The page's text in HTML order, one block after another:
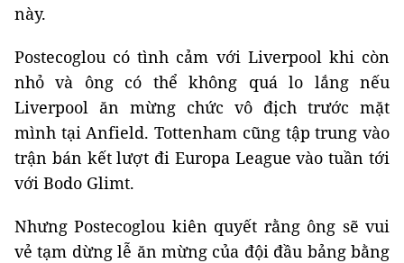
này.
Postecoglou có tình cảm với Liverpool khi còn
nhỏ và ông có thể không quá lo lắng nếu
Liverpool ăn mừng chức vô địch trước mặt
mình tại Anfield. Tottenham cũng tập trung vào
trận bán kết lượt đi Europa League vào tuần tới
với Bodo Glimt.
Nhưng Postecoglou kiên quyết rằng ông sẽ vui
vẻ tạm dừng lễ ăn mừng của đội đầu bảng bằng